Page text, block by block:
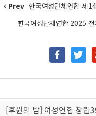
Prev 한국여성단체연합 제
한국여성단체연합 2025
[후원의 밤] 여성연합 창립